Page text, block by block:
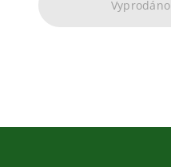
Vyprodáno